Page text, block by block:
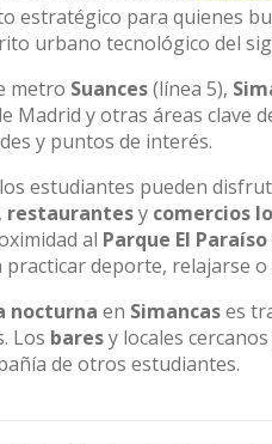
estratégico para quienes
urbano tecnológico del
metro Suances(línea 5),
Madrid y otras áreas clave
y puntos de interés.
estudiantes pueden
, restaurantesy comercios
al Parque El Paraíso
deporte, relajarse
nocturna en Simancases
Los baresy locales
de otros estudiantes.